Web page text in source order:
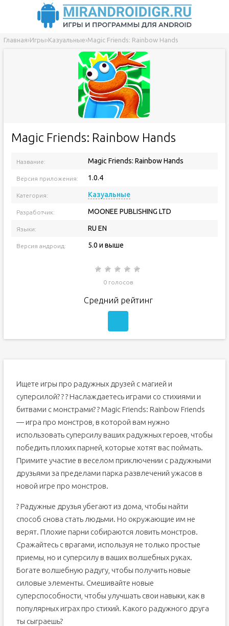
Главная›Игры›Казуальные›Magic Friends: Rainbow Hands
Magic Friends: Rainbow Hands
Название: Magic Friends: Rainbow Hands
Версия приложения: 1.0.4
Категория: Казуальные
Разработчик: MOONEE PUBLISHING LTD
Языки: RU EN
Версия андроид: 5.0 и выше
0 голосов
Средний рейтинг
Ищете игры про радужных друзей с магией и
суперсилой? ? ? Наслаждаетесь играми со стихиями и
битвами с монстрами? ? Magic Friends: Rainbow Friends
— игра про монстров, в которой вам нужно
использовать суперсилу ваших радужных героев, чтобы
победить плохих парней, которые хотят вас поймать.
Примите участие в веселом приключении с радужными
друзьями за пределами парка развлечений ужасов в
новой игре про монстров.
? Радужные друзья убегают из дома, чтобы найти
способ снова стать людьми. Но окружающие им не
верят. Плохие парни собираются ловить монстров.
Сражайтесь с врагами, используя не только простые
приемы, но и суперсилу в ваших волшебных руках.
Богате волшебную радугу, чтобы получить новые
силовые элементы. Смешивайте новые
суперспособности, чтобы улучшать свои навыки, как в
популярных играх про стихий. Какого радужного друга
ты сыграешь?